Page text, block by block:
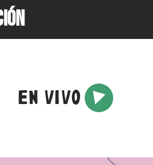
EN VIVO